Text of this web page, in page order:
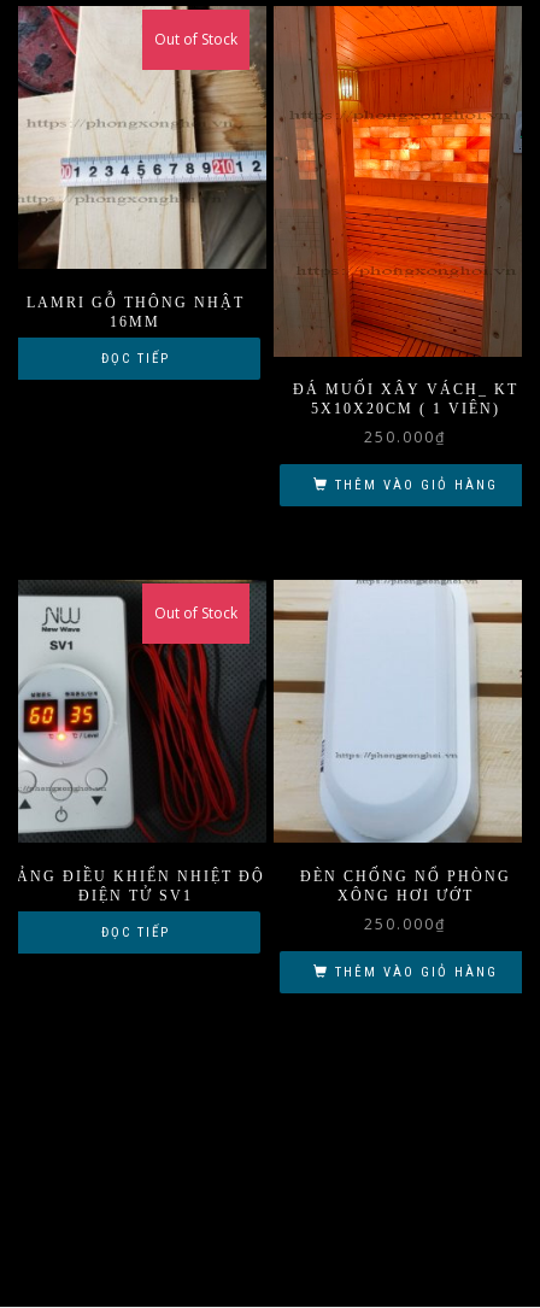
LAMRI GỖ THÔNG NHẬT
16MM
Out of Stock
ĐỌC TIẾP
ĐÁ MUỐI XÂY VÁCH_ KT
5X10X20CM ( 1 VIÊN)
250.000₫
THÊM VÀO GIỎ HÀNG
BẢNG ĐIỀU KHIỂN NHIỆT ĐỘ
ĐIỆN TỬ SV1
Out of Stock
ĐỌC TIẾP
ĐÈN CHỐNG NỔ PHÒNG
XÔNG HƠI ƯỚT
250.000₫
THÊM VÀO GIỎ HÀNG